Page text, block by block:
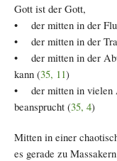
Gott ist der Gott,
• der mitten in der
• der mitten in der
• der mitten in der
kann (35, 11)
• der mitten in vielen
beansprucht (35, 4)
Mitten in einer
es gerade zu